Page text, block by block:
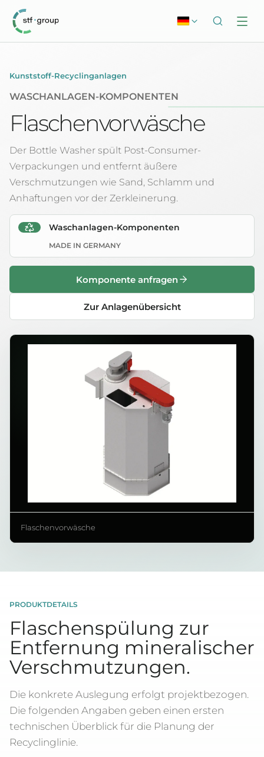
Kunststoff-Recyclinganlagen
WASCHANLAGEN-KOMPONENTEN
Flaschenvorwäsche
Der Bottle Washer spült Post-Consumer-
Verpackungen und entfernt äußere
Verschmutzungen wie Sand, Schlamm und
Anhaftungen vor der Zerkleinerung.
Waschanlagen-Komponenten
MADE IN GERMANY
Komponente anfragen
Zur Anlagenübersicht
Flaschenvorwäsche
PRODUKTDETAILS
Flaschenspülung zur
Entfernung mineralischer
Verschmutzungen.
Die konkrete Auslegung erfolgt projektbezogen.
Die folgenden Angaben geben einen ersten
technischen Überblick für die Planung der
Recyclinglinie.